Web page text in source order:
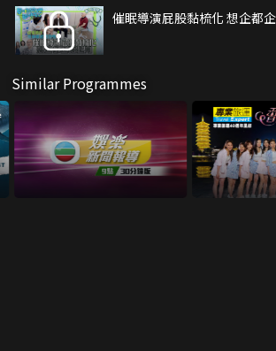
催眠導演屁股黏梳化 想企都
Similar Programmes